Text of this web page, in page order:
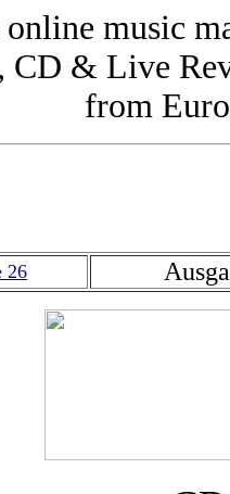
music
CD & Live
from
26